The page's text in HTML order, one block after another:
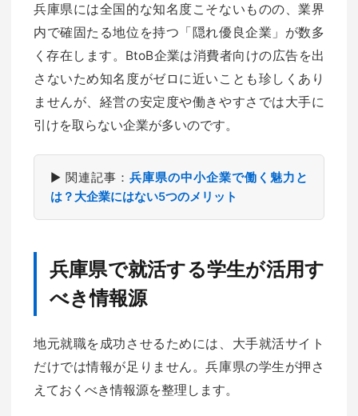
兵庫県には全国的な知名度こそないものの、業界
内で確固たる地位を持つ「隠れ優良企業」が数多
く存在します。BtoB企業は消費者向けの広告を出
さないため知名度がゼロに近いことも珍しくあり
ませんが、経営の安定度や働きやすさでは大手に
引けを取らない企業が多いのです。
▶ 関連記事： 兵庫県の中小企業で働く魅力と
は？大企業にはない5つのメリット
兵庫県で就活する学生が活用す
べき情報源
地元就職を成功させるためには、大手就活サイト
だけでは情報が足りません。兵庫県の学生が押さ
えておくべき情報源を整理します。